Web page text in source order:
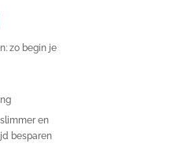
zo begin je
en
besparen